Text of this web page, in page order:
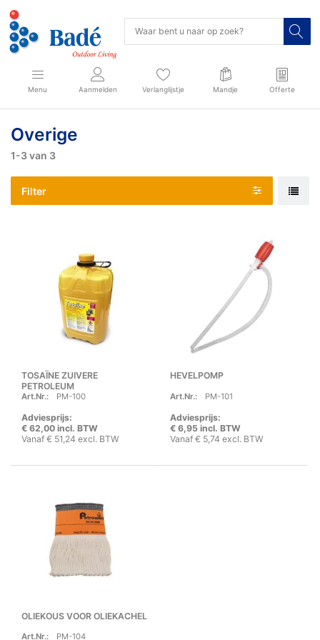
Menu Aanmelden Verlanglijstje Mandje Offerte
Overige
1-3van 3
Filter
TOSAÏNE ZUIVERE
PETROLEUM
Art.Nr.: PM-100
Adviesprijs:
€ 62,00 incl. BTW
Vanaf € 51,24 excl. BTW
HEVELPOMP
Art.Nr.: PM-101
Adviesprijs:
€ 6,95 incl. BTW
Vanaf € 5,74 excl. BTW
OLIEKOUS VOOR OLIEKACHEL
Art.Nr.: PM-104